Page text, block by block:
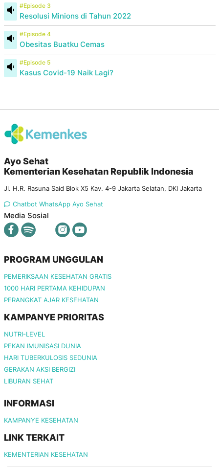
#Episode 3
Resolusi Minions di Tahun 2022
#Episode 4
Obesitas Buatku Cemas
#Episode 5
Kasus Covid-19 Naik Lagi?
Ayo Sehat
Kementerian Kesehatan Republik Indonesia
Jl. H.R. Rasuna Said Blok X5 Kav. 4-9 Jakarta Selatan, DKI Jakarta
Chatbot WhatsApp Ayo Sehat
Media Sosial
PROGRAM UNGGULAN
PEMERIKSAAN KESEHATAN GRATIS
1000 HARI PERTAMA KEHIDUPAN
PERANGKAT AJAR KESEHATAN
KAMPANYE PRIORITAS
NUTRI-LEVEL
PEKAN IMUNISASI DUNIA
HARI TUBERKULOSIS SEDUNIA
GERAKAN AKSI BERGIZI
LIBURAN SEHAT
INFORMASI
KAMPANYE KESEHATAN
LINK TERKAIT
KEMENTERIAN KESEHATAN